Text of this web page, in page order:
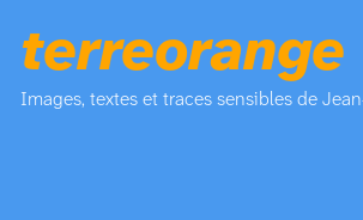
terreorange
Images, textes et traces sensibles de